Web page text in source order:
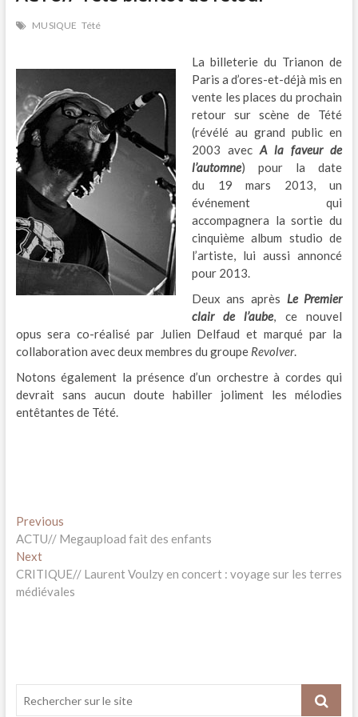
MUSIQUE Tété
La billeterie du Trianon de
Paris a d’ores-et-déjà mis en
vente les places du prochain
retour sur scène de Tété
(révélé au grand public en
2003 avec A la faveur de
l’automne) pour la date
du 19 mars 2013, un
événement qui
accompagnera la sortie du
cinquième album studio de
l’artiste, lui aussi annoncé
pour 2013.
Deux ans après Le Premier
clair de l’aube, ce nouvel
opus sera co-réalisé par Julien Delfaud et marqué par la
collaboration avec deux membres du groupe Revolver.
Notons également la présence d’un orchestre à cordes qui
devrait sans aucun doute habiller joliment les mélodies
entêtantes de Tété.
Navigation
de
l’article
PreviousPrevious
post:
ACTU// Megaupload fait des enfants
NextNext
post:
CRITIQUE// Laurent Voulzy en concert : voyage sur les terres
médiévales